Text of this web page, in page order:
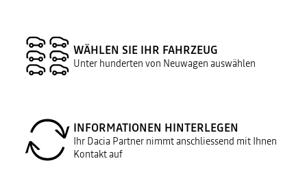
WÄHLEN SIE IHR FAHRZEUG
Unter hunderten von Neuwagen auswählen
INFORMATIONEN HINTERLEGEN
Ihr Dacia Partner nimmt anschliessend mit Ihnen
Kontakt auf